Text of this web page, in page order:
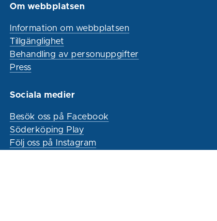
Om webbplatsen
Information om webbplatsen
Tillgänglighet
Behandling av personuppgifter
Press
Sociala medier
Besök oss på Facebook
Söderköping Play
Följ oss på Instagram